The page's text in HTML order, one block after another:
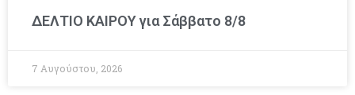
ΔΕΛΤΙΟ ΚΑΙΡΟΥ για Σάββατο 8/8
7 Αυγούστου, 2026